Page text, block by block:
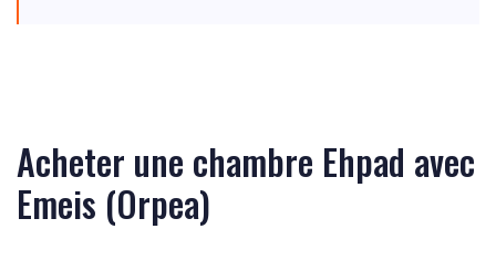
Acheter une chambre Ehpad avec
Emeis (Orpea)